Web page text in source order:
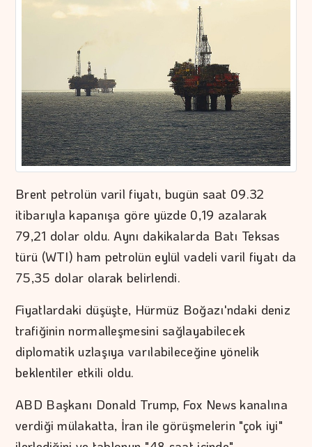
Brent petrolün varil fiyatı, bugün saat 09.32
itibarıyla kapanışa göre yüzde 0,19 azalarak
79,21 dolar oldu. Aynı dakikalarda Batı Teksas
türü (WTI) ham petrolün eylül vadeli varil fiyatı da
75,35 dolar olarak belirlendi.
Fiyatlardaki düşüşte, Hürmüz Boğazı'ndaki deniz
trafiğinin normalleşmesini sağlayabilecek
diplomatik uzlaşıya varılabileceğine yönelik
beklentiler etkili oldu.
ABD Başkanı Donald Trump, Fox News kanalına
verdiği mülakatta, İran ile görüşmelerin "çok iyi"